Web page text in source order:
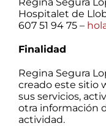
Galería
Contacto
Hospitalet de
607 51 94 75 –
Finalidad
Regina Segura
creado este sitio
sus servicios,
otra información
actividad.